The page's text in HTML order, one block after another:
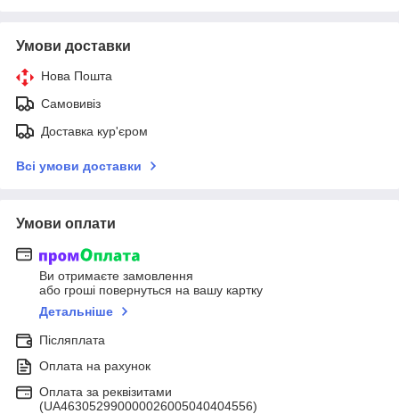
Умови доставки
Нова Пошта
Самовивіз
Доставка кур'єром
Всі умови доставки
Умови оплати
Ви отримаєте замовлення
або гроші повернуться на вашу картку
Детальніше
Післяплата
Оплата на рахунок
Оплата за реквізитами
(UA463052990000026005040404556)